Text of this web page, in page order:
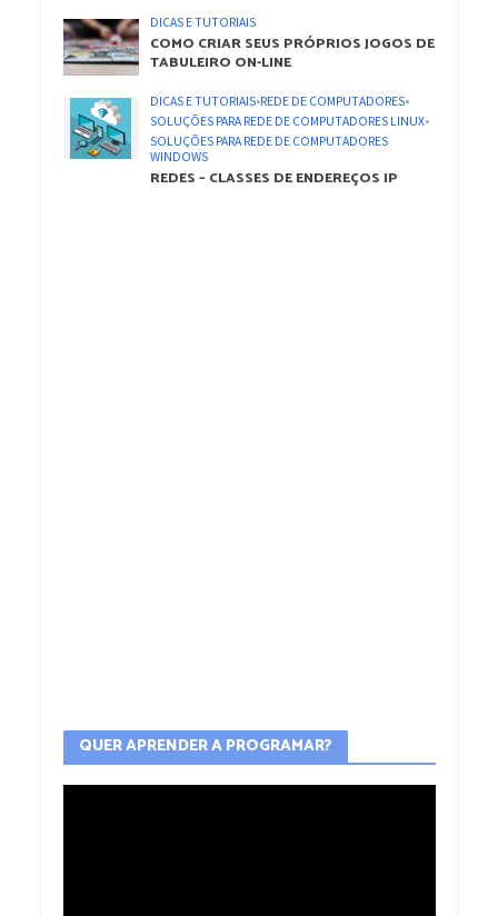
DICAS E TUTORIAIS
COMO CRIAR SEUS PRÓPRIOS JOGOS DE
TABULEIRO ON-LINE
DICAS E TUTORIAIS•REDE DE COMPUTADORES•
SOLUÇÕES PARA REDE DE COMPUTADORES LINUX•
SOLUÇÕES PARA REDE DE COMPUTADORES
WINDOWS
REDES – CLASSES DE ENDEREÇOS IP
QUER APRENDER A PROGRAMAR?